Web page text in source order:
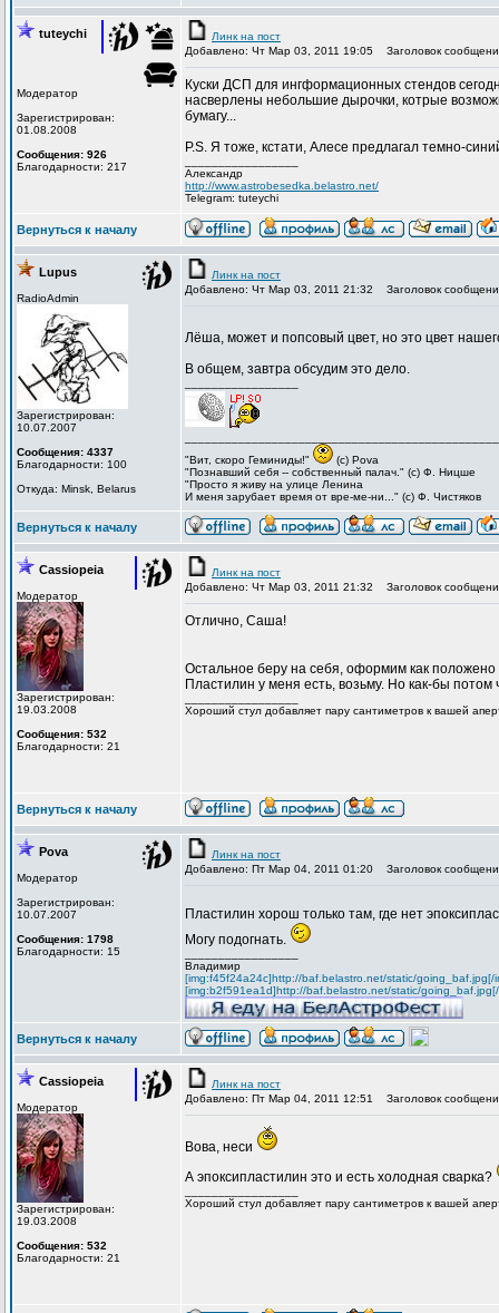
tuteychi
Модератор
Зарегистрирован:
01.08.2008
Сообщения: 926
Благодарности: 217
Линк на пост
Добавлено: Чт Мар 03, 2011 19:05
Заголовок
Куски ДСП для ингформационных стендов
насверлены небольшие дырочки, котрые
бумагу...
P.S. Я тоже, кстати, Алесе предлагал темно-
Александр
http://www.astrobesedka.belastro.net/
Telegram: tuteychi
Вернуться к началу
Lupus
RadioAdmin
Зарегистрирован:
10.07.2007
Сообщения: 4337
Благодарности: 100
Откуда: Minsk, Belarus
Линк на пост
Добавлено: Чт Мар 03, 2011 21:32
Заголовок
Лёша, может и попсовый цвет, но это цвет
В общем, завтра обсудим это дело.
"Вит, cкоро Геминиды!"
(с) Pova
"Познавший себя -- собственный палач." (с) Ф. Ницше
"Просто я живу на улице Ленина
И меня зарубает время от вре-ме-ни..." (с) Ф. Чистяков
Вернуться к началу
Cassiopeia
Модератор
Зарегистрирован:
19.03.2008
Сообщения: 532
Благодарности: 21
Линк на пост
Добавлено: Чт Мар 03, 2011 21:32
Заголовок
Отлично, Саша!
Остальное беру на себя, оформим как положено
Пластилин у меня есть, возьму. Но как-бы
Хороший стул добавляет пару сантиметров к вашей
Вернуться к началу
Pova
Модератор
Зарегистрирован:
10.07.2007
Сообщения: 1798
Благодарности: 15
Линк на пост
Добавлено: Пт Мар 04, 2011 01:20
Заголовок
Пластилин хорош только там, где нет
Могу подогнать.
Владимир
[img:f45f24a24c]http://baf.belastro.net/static/going_baf.jpg[/
[img:b2f591ea1d]http://baf.belastro.net/static/
Вернуться к началу
Cassiopeia
Модератор
Зарегистрирован:
19.03.2008
Сообщения: 532
Благодарности: 21
Линк на пост
Добавлено: Пт Мар 04, 2011 12:51
Заголовок
Вова, неси
А эпоксипластилин это и есть холодная сварка?
Хороший стул добавляет пару сантиметров к вашей